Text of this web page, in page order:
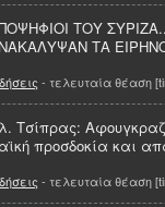
ΤΟΥ
ΤΑ
- τελευταία θέαση
Τσίπρας:
προσδοκία και
- τελευταία θέαση